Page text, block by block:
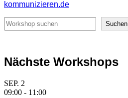
kommunizieren.de
Suchen
Suchen
Nächste Workshops
SEP. 2
09:00 - 11:00